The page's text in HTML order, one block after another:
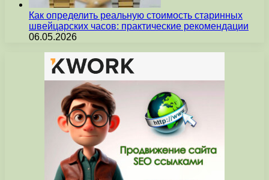
Как определить реальную стоимость старинных
швейцарских часов: практические рекомендации
06.05.2026